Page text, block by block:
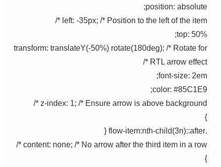
position: absolute;
left: -35px; /* Position to the left of the item */
top: 50%;
transform: translateY(-50%) rotate(180deg); /* Rotate for
RTL arrow effect */
font-size: 2em;
color: #85C1E9;
z-index: 1; /* Ensure arrow is above background */
}
.flow-item:nth-child(3n)::after {
content: none; /* No arrow after the third item in a row */
}